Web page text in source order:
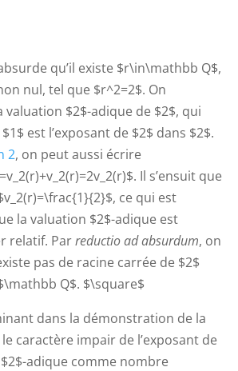
qu’il existe $r\in\mathbb Q$,
nul, tel que $r^2=2$. On
valuation $2$-adique de $2$, qui
est l’exposant de $2$ dans $2$.
2, on peut aussi écrire
Il s’ensuit que
ce qui est
la valuation $2$-adique est
relatif. Parreductio ad absurdum, on
pas de racine carrée de $2$
Q$. $\square$
dans la démonstration de la
caractère impair de l’exposant de
adique comme nombre